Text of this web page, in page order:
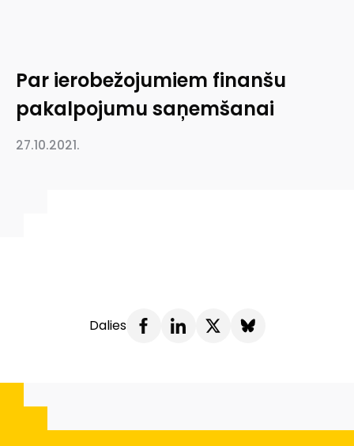
Par ierobežojumiem finanšu
pakalpojumu saņemšanai
27.10.2021.
Dalies